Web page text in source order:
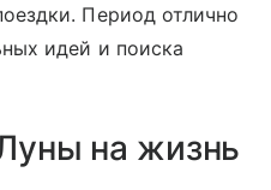
Период отлично
идей и поиска
на жизнь